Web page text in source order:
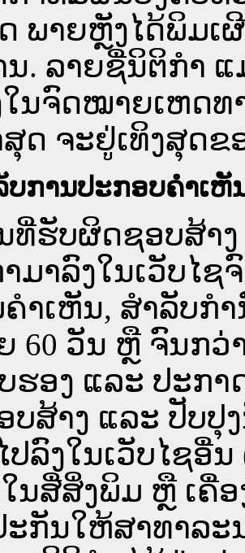
ພາຍຫຼັງໄດ້ພິມເ
ນ. ລາຍຊື່ນິຕິກຳ
ນຈົດໝາຍເຫດທ
ດ ຈະຢູ່ເທິງສຸດຂ
ບການປະກອບຄຳເຫັ
ຮັບຜິດຊອບສ້າງ
ມາລົງໃນ​ເວັບ​ໄ
ຳເຫັນ, ສໍາລັບກໍ
60 ວັນ ຫຼື ຈົນກ
ຮອງ ແລະ ປະກ
ສ້າງ ແລະ ປັບປຸ
ປລົງໃນ​ເວັບ​ໄຊ​ອື່
ນສື່ສິ່ງພິມ ຫຼື ເຄື່
ກັນໃຫ້ສາທາລະ